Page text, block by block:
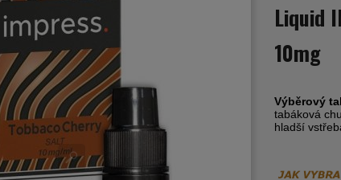
Liquid
10mg
Výběrový
tabáková
hladší